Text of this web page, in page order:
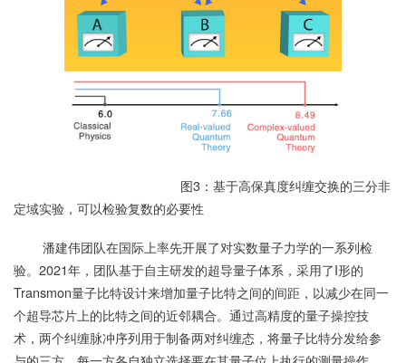
图3：基于高保真度纠缠交换的三分非
定域实验，可以检验复数的必要性
潘建伟团队在国际上率先开展了对实数量子力学的一系列检
验。2021年，团队基于自主研发的超导量子体系，采用了I形的
Transmon量子比特设计来增加量子比特之间的间距，以减少在同一
个超导芯片上的比特之间的近邻耦合。通过高精度的量子操控技
术，两个纠缠脉冲序列用于制备两对纠缠态，将量子比特分发给参